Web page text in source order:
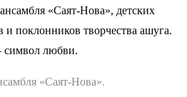
«Саят-Нова», детских
поклонников творчества ашуга.
символ любви.